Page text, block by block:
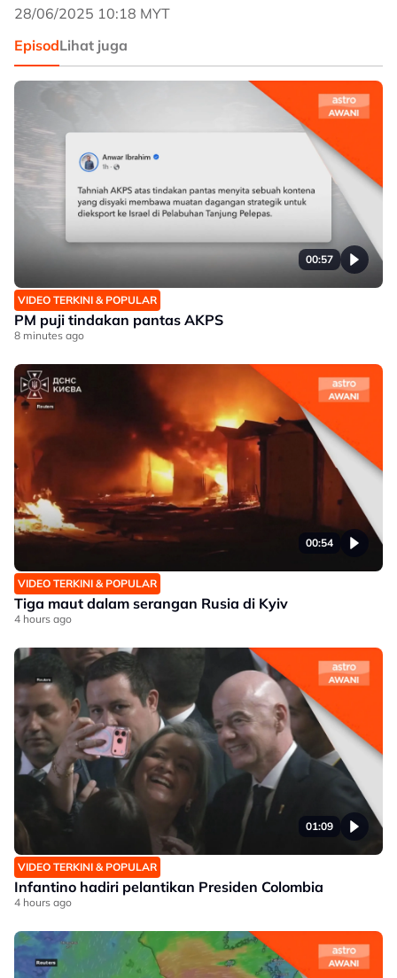
28/06/2025 10:18 MYT
EpisodLihat juga
00:57
VIDEO TERKINI & POPULAR
PM puji tindakan pantas AKPS
8 minutes ago
00:54
VIDEO TERKINI & POPULAR
Tiga maut dalam serangan Rusia di Kyiv
4 hours ago
01:09
VIDEO TERKINI & POPULAR
Infantino hadiri pelantikan Presiden Colombia
4 hours ago